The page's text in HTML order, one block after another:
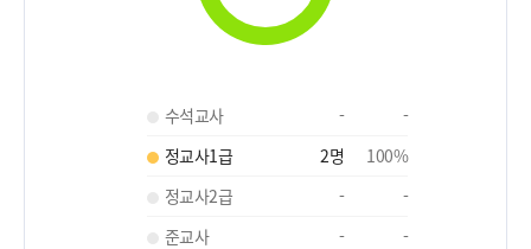
수석교사 -
-
정교사1급
2명 100%
정교사2급
-
-
준교사
-
-